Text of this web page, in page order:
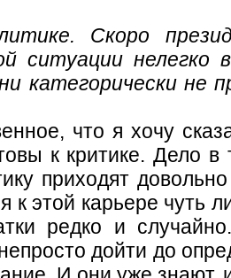
Скоро
ситуации нелегко
категорически не
что я хочу
к критике. Дело
приходят
к этой карьере чуть
редко и
дойти до